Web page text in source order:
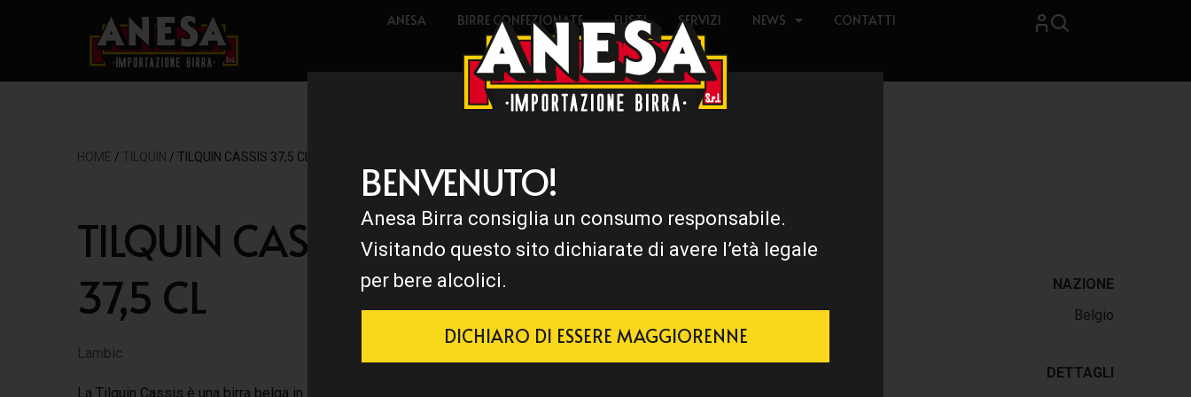
ANESA BIRRE CONFEZIONATE FUSTI SERVIZI NEWS CONTATTI
HOME / TILQUIN / TILQUIN CASSIS 37,5 CL
TILQUIN CASSIS
37,5 CL
Lambic
La Tilquin Cassis è una birra belga in stile Lambic,
NAZIONE
Belgio
DETTAGLI
BENVENUTO!
Anesa Birra consiglia un consumo responsabile.
Visitando questo sito dichiarate di avere l’età legale
per bere alcolici.
DICHIARO DI ESSERE MAGGIORENNE